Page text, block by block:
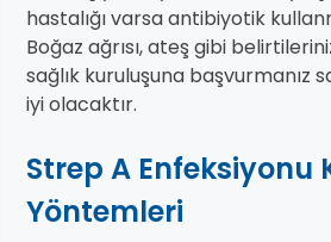
hastalığı varsa antibiyotik
Boğaz ağrısı, ateş gibi
sağlık kuruluşuna başvurmanız
iyi olacaktır.
Strep A Enfeksiyonu
Yöntemleri